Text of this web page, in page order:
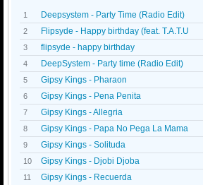
1 Deepsystem - Party Time (Radio Edit)
2 Flipsyde - Happy birthday (feat. T.A.T.U
3 flipsyde - happy birthday
4 DeepSystem - Party time (Radio Edit)
5 Gipsy Kings - Pharaon
6 Gipsy Kings - Pena Penita
7 Gipsy Kings - Allegria
8 Gipsy Kings - Papa No Pega La Mama
9 Gipsy Kings - Solituda
10 Gipsy Kings - Djobi Djoba
11 Gipsy Kings - Recuerda